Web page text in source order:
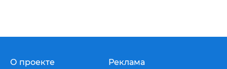
О проекте Реклама